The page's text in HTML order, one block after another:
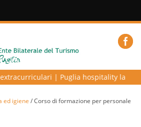
| Puglia hospitality lab –
ed igiene /Corso di formazione per personale